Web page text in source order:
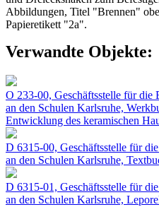
Abbildungen, Titel "Brennen"
Papieretikett "2a".
Verwandte Objekte:
O 233-00, Geschäftsstelle für die
an den Schulen Karlsruhe,
Entwicklung des keramischen
D 6315-00, Geschäftsstelle für
an den Schulen Karlsruhe,
D 6315-01, Geschäftsstelle für
an den Schulen Karlsruhe,